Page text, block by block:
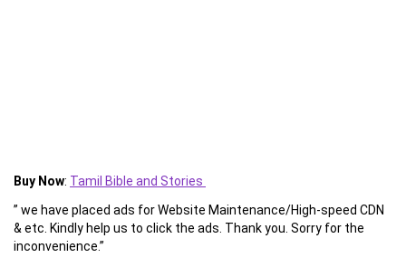
Buy Now: Tamil Bible and Stories
” we have placed ads for Website Maintenance/High-speed CDN
& etc. Kindly help us to click the ads. Thank you. Sorry for the
inconvenience.”